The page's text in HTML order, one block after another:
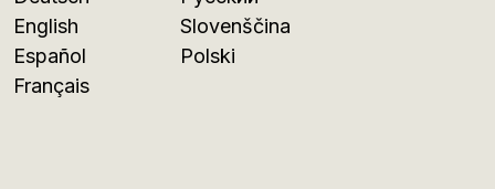
English
Español
Français
Slovenščina
Polski